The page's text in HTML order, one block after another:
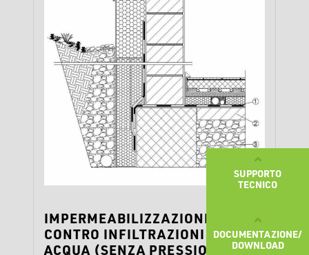
SUPPORTO
TECNICO
DOCUMENTAZIONE/
DOWNLOAD
IMPERMEABILIZZAZIONE
CONTRO INFILTRAZIONI DI
ACQUA (SENZA PRESSIONE